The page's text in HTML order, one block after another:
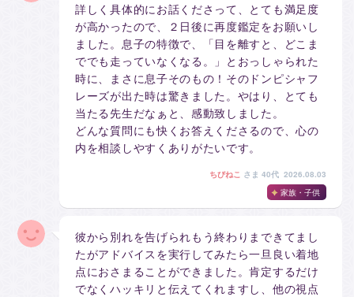
詳しく具体的にお話くださって、とても満足度
が高かったので、２日後に再度鑑定をお願いし
ました。息子の特徴で、「目を離すと、どこま
ででも走っていなくなる。」とおっしゃられた
時に、まさに息子そのもの！そのドンピシャフ
レーズが出た時は驚きました。やはり、とても
当たる先生だなぁと、感動致しました。
どんな質問にも快くお答えくださるので、心の
内を相談しやすくありがたいです。
ちびねこ さま 40代 2026.08.03
家族・子供
彼から別れを告げられもう終わりまできてまし
たがアドバイスを実行してみたら一旦良い着地
点におさまることができました。肯定するだけ
でなくハッキリと伝えてくれますし、他の視点